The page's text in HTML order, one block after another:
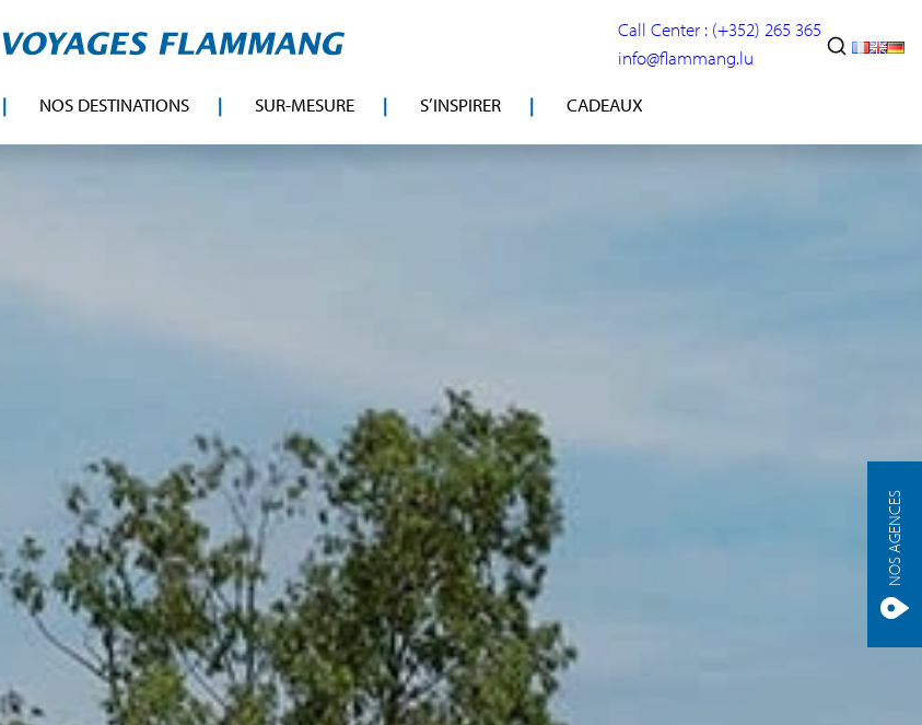
Call Center : (+352) 265 365
info@flammang.lu
NOS AGENCES
NOS DESTINATIONS SUR-MESURE S’INSPIRER CADEAUX